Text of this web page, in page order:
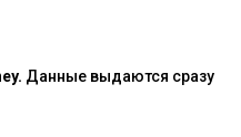
Данные выдаются сразу